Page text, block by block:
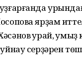
ярҙам
ҡурай,
серҙәрен